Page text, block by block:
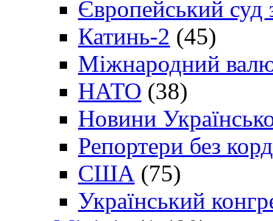
Європейський
Катинь-2 (45)
Міжнародний
НАТО (38)
Новини
Репортери без
США (75)
Український